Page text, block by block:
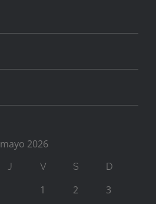
mayo 2026
J V S D
1 2
3